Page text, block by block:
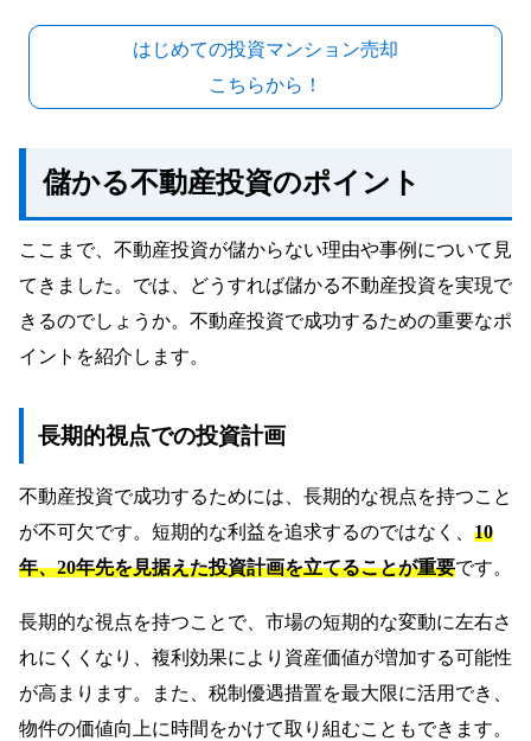
はじめての投資マンション売却
こちらから！
儲かる不動産投資のポイント
ここまで、不動産投資が儲からない理由や事例について見
てきました。では、どうすれば儲かる不動産投資を実現で
きるのでしょうか。不動産投資で成功するための重要なポ
イントを紹介します。
長期的視点での投資計画
不動産投資で成功するためには、長期的な視点を持つこと
が不可欠です。短期的な利益を追求するのではなく、 10
年、20年先を見据えた投資計画を立てることが重要です。
長期的な視点を持つことで、市場の短期的な変動に左右さ
れにくくなり、複利効果により資産価値が増加する可能性
が高まります。また、税制優遇措置を最大限に活用でき、
物件の価値向上に時間をかけて取り組むこともできます。